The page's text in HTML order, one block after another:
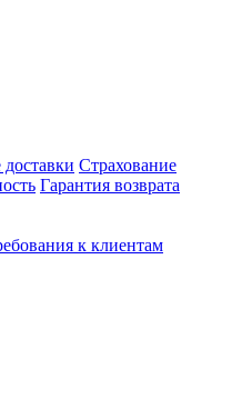
Страхование
Гарантия возврата
к клиентам